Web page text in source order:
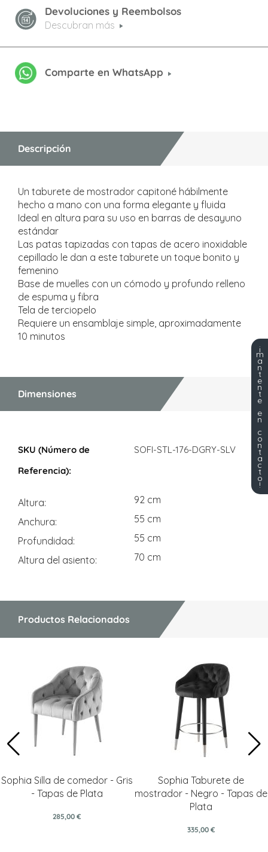
Devoluciones y Reembolsos
Descubran más
Comparte en WhatsApp
imágenes
Descripción
Un taburete de mostrador capitoné hábilmente
hecho a mano con una forma elegante y fluida
Ideal en altura para su uso en barras de desayuno
estándar
Las patas tapizadas con tapas de acero inoxidable
cepillado le dan a este taburete un toque bonito y
femenino
Base de muelles con un cómodo y profundo relleno
de espuma y fibra
Tela de terciopelo
Requiere un ensamblaje simple, aproximadamente
10 minutos
Dimensiones
SOFI-STL-176-DGRY-SLV
Altura
92 cm
Anchura
55 cm
Profundidad
55 cm
Altura del asiento
70 cm
Productos Relacionados
Sophia Silla de comedor - Gris
- Tapas de Plata
285,00 €
Sophia Taburete de
mostrador - Negro - Tapas de
Plata
335,00 €
¡
m
a
n
t
e
n
t
e
e
n
c
o
n
t
a
c
t
o
!